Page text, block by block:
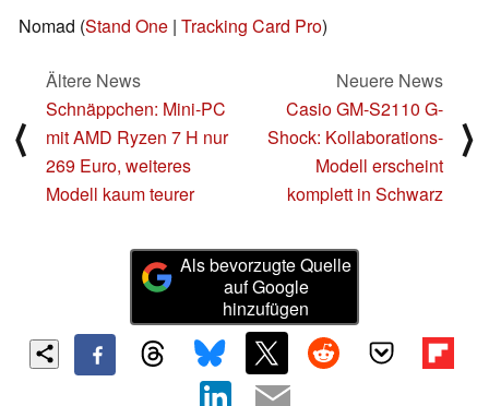
Nomad (Stand One | Tracking Card Pro)
⟨
Ältere News
Schnäppchen: Mini-PC
mit AMD Ryzen 7 H nur
269 Euro, weiteres
Modell kaum teurer
Neuere News
Casio GM-S2110 G-
Shock: Kollaborations-
Modell erscheint
komplett in Schwarz
⟩
Als bevorzugte Quelle
auf Google
hinzufügen